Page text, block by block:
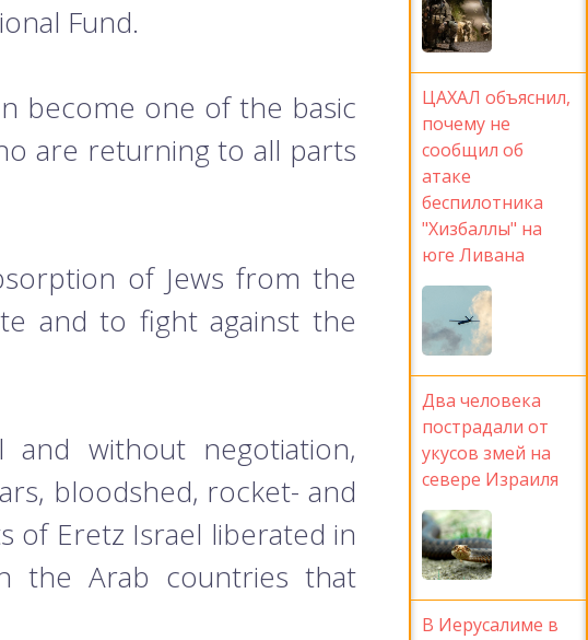
Fund.
become one of the basic
are returning to all parts
of Jews from the
and to fight against the
without negotiation,
bloodshed, rocket- and
of Eretz Israel liberated in
the Arab countries that
ЦАХАЛ объяснил,
почему не
сообщил об
атаке
беспилотника
"Хизбаллы" на
юге Ливана
Два человека
пострадали от
укусов змей на
севере Израиля
В Иерусалиме в